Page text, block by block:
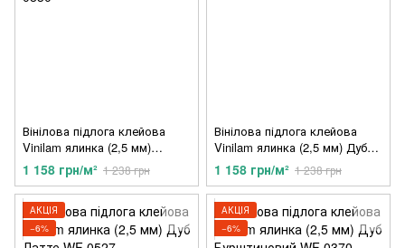
Вінілова підлога клейова
Vinilam ялинка (2,5 мм)
Американський Горіх WF 0830
1 158 грн/м² 1 238 грн
Вінілова підлога клейова
Vinilam ялинка (2,5 мм) Дуб
Баррік WF 0472
1 158 грн/м² 1 238 грн
АКЦІЯ
−6%
АКЦІЯ
−6%